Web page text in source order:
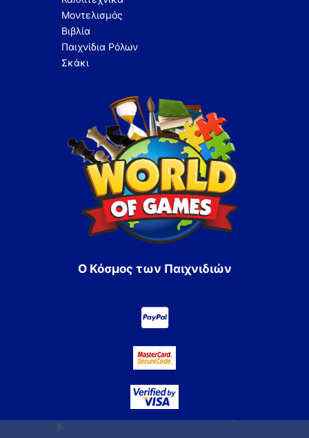
Μοντελισμός
Βιβλία
Παιχνίδια Ρόλων
Σκάκι
Ο Κόσμος των Παιχνιδιών